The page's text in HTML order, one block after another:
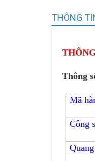
THÔNG
Thông
Mã
Công